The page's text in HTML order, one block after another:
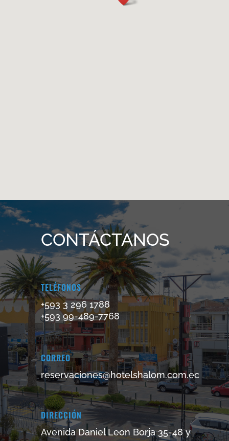
CONTÁCTANOS
TELÉFONOS
+593 3 296 1788
+593 99-489-7768
CORREO
reservaciones@hotelshalom.com.ec
DIRECCIÓN
Avenida Daniel Leon Borja 35-48 y